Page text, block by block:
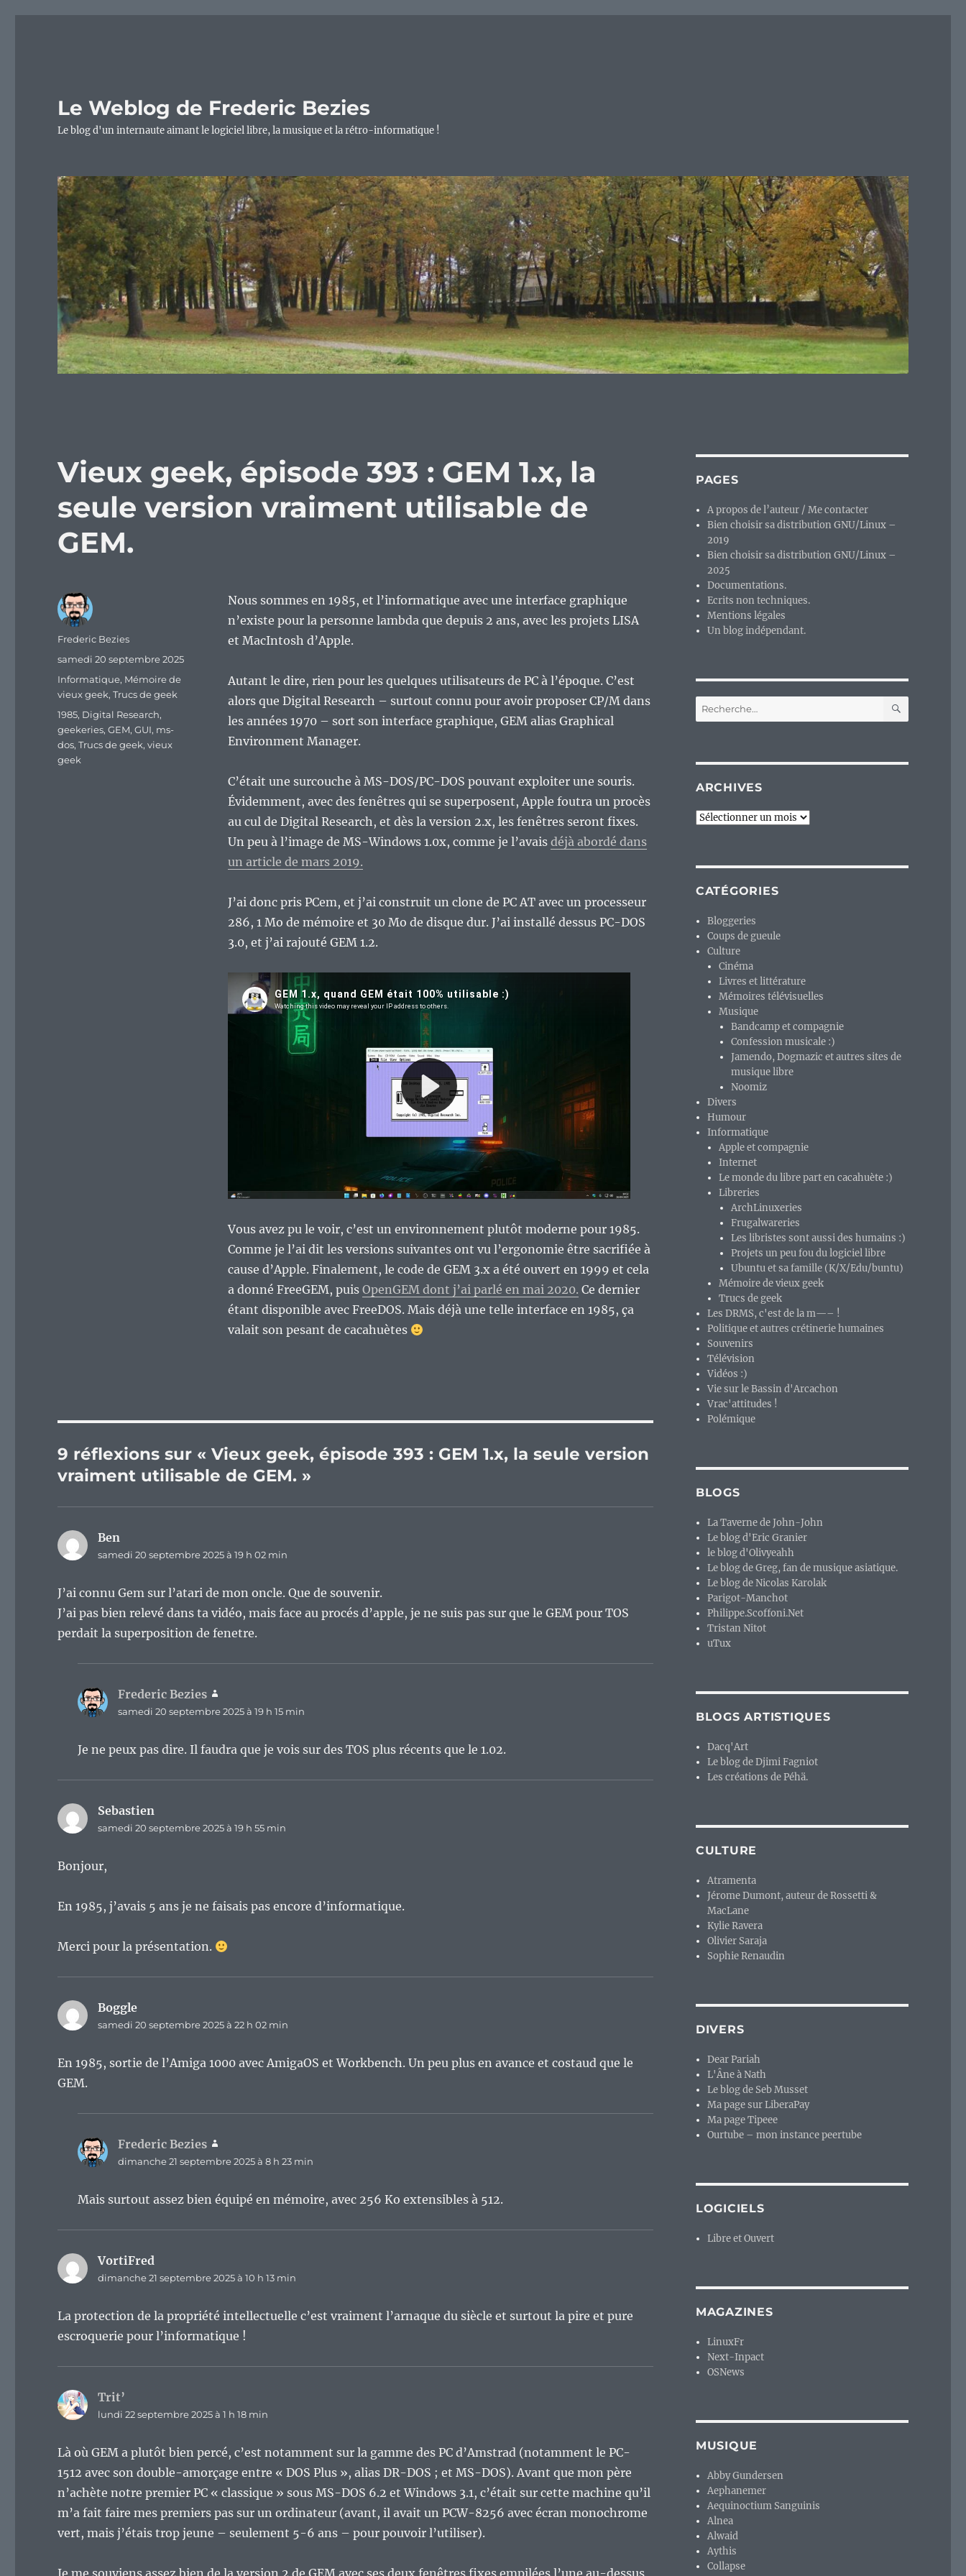
Le Weblog de Frederic Bezies
Le blog d'un internaute aimant le logiciel libre, la musique et la rétro-informatique !
Vieux geek, épisode 393 : GEM 1.x, la
seule version vraiment utilisable de
GEM.
Nous sommes en 1985, et l’informatique avec une interface graphique
n’existe pour la personne lambda que depuis 2 ans, avec les projets LISA
et MacIntosh d’Apple.
Autant le dire, rien pour les quelques utilisateurs de PC à l’époque. C’est
alors que Digital Research – surtout connu pour avoir proposer CP/M dans
les années 1970 – sort son interface graphique, GEM alias Graphical
Environment Manager.
C’était une surcouche à MS-DOS/PC-DOS pouvant exploiter une souris.
Évidemment, avec des fenêtres qui se superposent, Apple foutra un procès
au cul de Digital Research, et dès la version 2.x, les fenêtres seront fixes.
Un peu à l’image de MS-Windows 1.0x, comme je l’avais déjà abordé dans
un article de mars 2019.
J’ai donc pris PCem, et j’ai construit un clone de PC AT avec un processeur
286, 1 Mo de mémoire et 30 Mo de disque dur. J’ai installé dessus PC-DOS
3.0, et j’ai rajouté GEM 1.2.
Vous avez pu le voir, c’est un environnement plutôt moderne pour 1985.
Comme je l’ai dit les versions suivantes ont vu l’ergonomie être sacrifiée à
cause d’Apple. Finalement, le code de GEM 3.x a été ouvert en 1999 et cela
a donné FreeGEM, puis OpenGEM dont j’ai parlé en mai 2020. Ce dernier
étant disponible avec FreeDOS. Mais déjà une telle interface en 1985, ça
valait son pesant de cacahuètes
Auteur
Frederic Bezies
Publié
samedi 20 septembre 2025
Catégories
Informatique, Mémoire de
vieux geek,Trucs de geek
Étiquettes
1985, Digital Research,
geekeries,GEM,GUI, ms-
dos,Trucs de geek,vieux
geek
9 réflexions sur « Vieux geek, épisode 393 : GEM 1.x, la seule version
vraiment utilisable de GEM. »
Ben
samedi 20 septembre 2025 à 19 h 02 min
J’ai connu Gem sur l’atari de mon oncle. Que de souvenir.
J’ai pas bien relevé dans ta vidéo, mais face au procés d’apple, je ne suis pas sur que le GEM pour TOS
perdait la superposition de fenetre.
Frederic Bezies
samedi 20 septembre 2025 à 19 h 15 min
Je ne peux pas dire. Il faudra que je vois sur des TOS plus récents que le 1.02.
Sebastien
samedi 20 septembre 2025 à 19 h 55 min
Bonjour,
En 1985, j’avais 5 ans je ne faisais pas encore d’informatique.
Merci pour la présentation.
Boggle
samedi 20 septembre 2025 à 22 h 02 min
En 1985, sortie de l’Amiga 1000 avec AmigaOS et Workbench. Un peu plus en avance et costaud que le
GEM.
Frederic Bezies
dimanche 21 septembre 2025 à 8 h 23 min
Mais surtout assez bien équipé en mémoire, avec 256 Ko extensibles à 512.
VortiFred
dimanche 21 septembre 2025 à 10 h 13 min
La protection de la propriété intellectuelle c’est vraiment l’arnaque du siècle et surtout la pire et pure
escroquerie pour l’informatique !
Trit’
lundi 22 septembre 2025 à 1 h 18 min
Là où GEM a plutôt bien percé, c’est notamment sur la gamme des PC d’Amstrad (notamment le PC-
1512 avec son double-amorçage entre « DOS Plus », alias DR-DOS ; et MS-DOS). Avant que mon père
n’achète notre premier PC « classique » sous MS-DOS 6.2 et Windows 3.1, c’était sur cette machine qu’il
m’a fait faire mes premiers pas sur un ordinateur (avant, il avait un PCW-8256 avec écran monochrome
vert, mais j’étais trop jeune – seulement 5-6 ans – pour pouvoir l’utiliser).
PAGES
A propos de l’auteur / Me contacter
Bien choisir sa distribution GNU/Linux –
2019
Bien choisir sa distribution GNU/Linux –
2025
Documentations.
Ecrits non techniques.
Mentions légales
Un blog indépendant.
Recherche
pour :
ARCHIVES
Archives
CATÉGORIES
Bloggeries
Coups de gueule
Culture
Cinéma
Livres et littérature
Mémoires télévisuelles
Musique
Bandcamp et compagnie
Confession musicale :)
Jamendo, Dogmazic et autres sites de
musique libre
Noomiz
Divers
Humour
Informatique
Apple et compagnie
Internet
Le monde du libre part en cacahuète :)
Libreries
ArchLinuxeries
Frugalwareries
Les libristes sont aussi des humains :)
Projets un peu fou du logiciel libre
Ubuntu et sa famille (K/X/Edu/buntu)
Mémoire de vieux geek
Trucs de geek
Les DRMS, c'est de la m—– !
Politique et autres crétinerie humaines
Souvenirs
Télévision
Vidéos :)
Vie sur le Bassin d'Arcachon
Vrac'attitudes !
Polémique
BLOGS
La Taverne de John-John
Le blog d'Eric Granier
le blog d'Olivyeahh
Le blog de Greg, fan de musique asiatique.
Le blog de Nicolas Karolak
Parigot-Manchot
Philippe.Scoffoni.Net
Tristan Nitot
uTux
BLOGS ARTISTIQUES
Dacq'Art
Le blog de Djimi Fagniot
Les créations de Péhä.
CULTURE
Atramenta
Jérome Dumont, auteur de Rossetti &
MacLane
Kylie Ravera
Olivier Saraja
Sophie Renaudin
DIVERS
Dear Pariah
L'Âne à Nath
Le blog de Seb Musset
Ma page sur LiberaPay
Ma page Tipeee
Ourtube – mon instance peertube
LOGICIELS
Libre et Ouvert
MAGAZINES
LinuxFr
Next-Inpact
OSNews
MUSIQUE
Abby Gundersen
Aephanemer
Aequinoctium Sanguinis
Alnea
Alwaid
Aythis
Collapse